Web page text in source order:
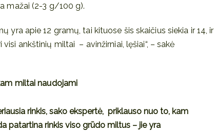
mažai (2-3 g/100 g).
yra apie 12 gramų, tai kituose šis skaičius siekia ir 14, ir
ankštinių miltai – avinžirniai, lęšiai“, – sakė
miltai naudojami
rinkis, sako ekspertė, priklauso nuo to, kam
patartina rinkis viso grūdo miltus – jie yra